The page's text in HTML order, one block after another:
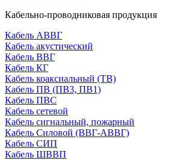
Кабельно-проводниковая продукция
Кабель АВВГ
Кабель акустический
Кабель ВВГ
Кабель КГ
Кабель коаксиальный (ТВ)
Кабель ПВ (ПВ3, ПВ1)
Кабель ПВС
Кабель сетевой
Кабель сигнальный, пожарный
Кабель Силовой (ВВГ-АВВГ)
Кабель СИП
Кабель ШВВП